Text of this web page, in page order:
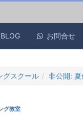
BLOG お問合せ
グスクール 非公開:
グ教室